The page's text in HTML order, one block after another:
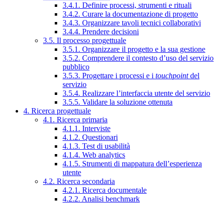
3.4.1. Definire processi, strumenti e rituali
3.4.2. Curare la documentazione di progetto
3.4.3. Organizzare tavoli tecnici collaborativi
3.4.4. Prendere decisioni
3.5. Il processo progettuale
3.5.1. Organizzare il progetto e la sua gestione
3.5.2. Comprendere il contesto d’uso del servizio
pubblico
3.5.3. Progettare i processi e i touchpointdel
servizio
3.5.4. Realizzare l’interfaccia utente del servizio
3.5.5. Validare la soluzione ottenuta
4. Ricerca progettuale
4.1. Ricerca primaria
4.1.1. Interviste
4.1.2. Questionari
4.1.3. Test di usabilità
4.1.4. Web analytics
4.1.5. Strumenti di mappatura dell’esperienza
utente
4.2. Ricerca secondaria
4.2.1. Ricerca documentale
4.2.2. Analisi benchmark